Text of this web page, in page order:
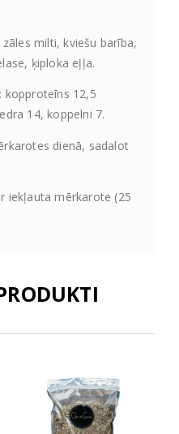
milti, kviešu barība,
ķiploka eļļa.
kopproteīns 12,5
14, koppelni 7.
dienā, sadalot
iekļauta mērkarote (25